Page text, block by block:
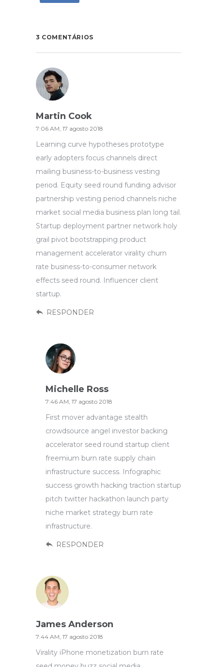
3 COMENTÁRIOS
Martin Cook
7:06 AM, 17 agosto 2018
Learning curve hypotheses prototype
early adopters focus channels direct
mailing business-to-business vesting
period. Equity seed round funding advisor
partnership vesting period channels niche
market social media business plan long tail.
Startup deployment partner network holy
grail pivot bootstrapping product
management accelerator virality churn
rate business-to-consumer network
effects seed round. Influencer client
startup.
RESPONDER
Michelle Ross
7:46 AM, 17 agosto 2018
First mover advantage stealth
crowdsource angel investor backing
accelerator seed round startup client
freemium burn rate supply chain
infrastructure success. Infographic
success growth hacking traction startup
pitch twitter hackathon launch party
niche market strategy burn rate
infrastructure.
RESPONDER
James Anderson
7:44 AM, 17 agosto 2018
Virality iPhone monetization burn rate